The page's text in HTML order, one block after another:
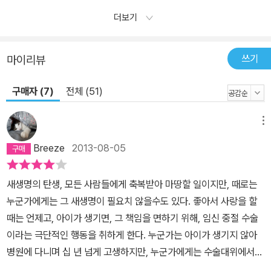
더보기
마이리뷰 쓰기
구매자 (7) 전체 (51)
Breeze 2013-08-05
새생명의 탄생, 모든 사람들에게 축복받아 마땅할 일이지만, 때로는
누군가에게는 그 새생명이 필요치 않을수도 있다. 좋아서 사랑을 할
때는 언제고, 아이가 생기면, 그 책임을 면하기 위해, 임신 중절 수술
이라는 극단적인 행동을 취하게 한다. 누군가는 아이가 생기지 않아
병원에 다니며 십 년 넘게 고생하지만, 누군가에게는 수술대위에서